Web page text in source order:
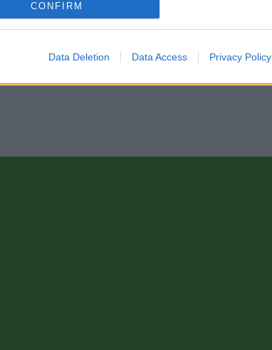
CONFIRM
Data Deletion Data Access Privacy Policy